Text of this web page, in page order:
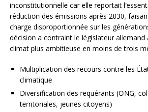
inconstitutionnelle car elle reportait
réduction des émissions après 2030,
charge disproportionnée sur les
décision a contraint le législateur allemand
climat plus ambitieuse en moins de trois
Multiplication des recours contre les
climatique
Diversification des requérants (ONG,
territoriales, jeunes citoyens)